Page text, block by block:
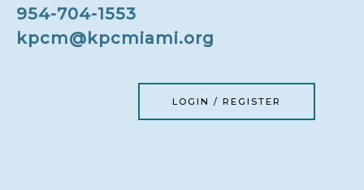
954-704-1553
kpcm@kpcmiami.org
LOGIN / REGISTER